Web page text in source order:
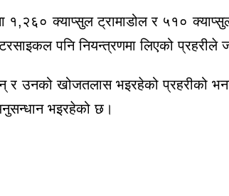
१,२६० क्याप्सुल ट्रामाडोल र ५१०
पनि नियन्त्रणमा लिएको प्रहरीले
र उनको खोजतलास भइरहेको प्रहरीको
भइरहेको छ।